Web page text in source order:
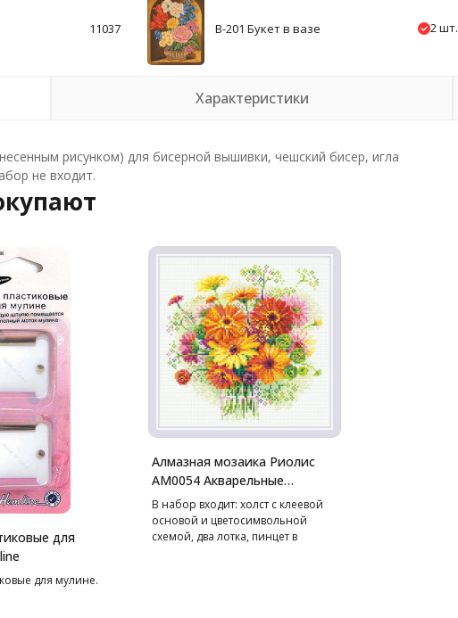
11037 В-201 Букет в вазе 2 шт.
Характеристики
рисунком) для бисерной вышивки, чешский бисер, игла
не входит.
для
для мулине.
Алмазная мозаика Риолис
АМ0054 Акварельные
герберы, 30*30 см
В набор входит: холст с клеевой
основой и цветосимвольной
схемой, два лотка, пинцет в